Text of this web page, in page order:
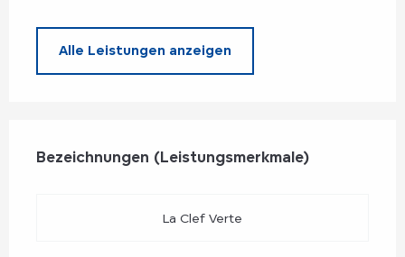
Alle Leistungen anzeigen
Bezeichnungen (Leistungsmerkmale)
Bezeichnungen (Leistungsmerkmale)
La Clef Verte